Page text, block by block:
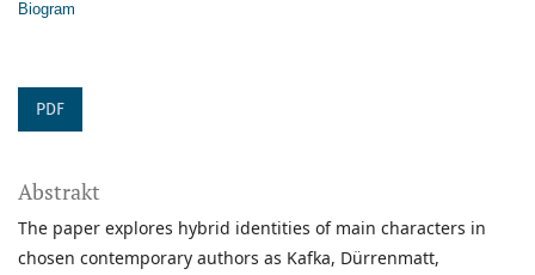
Biogram
PDF
Abstrakt
The paper explores hybrid identities of main characters in
chosen contemporary authors as Kafka, Dürrenmatt,